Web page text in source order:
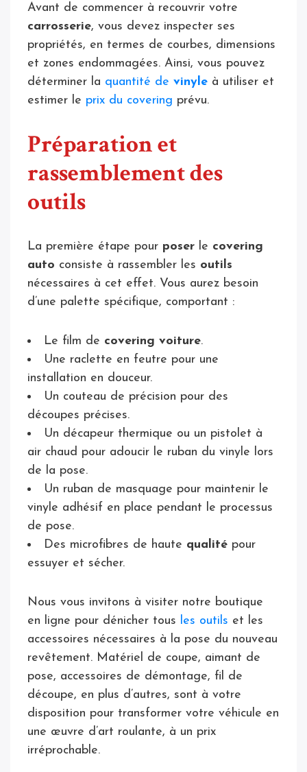
Avant de commencer à recouvrir votre
carrosserie, vous devez inspecter ses
propriétés, en termes de courbes, dimensions
et zones endommagées. Ainsi, vous pouvez
déterminer la quantité de vinyle à utiliser et
estimer le prix du covering prévu.
Préparation et
rassemblement des
outils
La première étape pour poser le covering
auto consiste à rassembler les outils
nécessaires à cet effet. Vous aurez besoin
d’une palette spécifique, comportant :
Le film de covering voiture.
Une raclette en feutre pour une
installation en douceur.
Un couteau de précision pour des
découpes précises.
Un décapeur thermique ou un pistolet à
air chaud pour adoucir le ruban du vinyle lors
de la pose.
Un ruban de masquage pour maintenir le
vinyle adhésif en place pendant le processus
de pose.
Des microfibres de haute qualité pour
essuyer et sécher.
Nous vous invitons à visiter notre boutique
en ligne pour dénicher tous
les outils et les
accessoires nécessaires à la pose du nouveau
revêtement. Matériel de coupe, aimant de
pose, accessoires de démontage, fil de
découpe, en plus d’autres, sont à votre
disposition pour transformer votre véhicule en
une œuvre d’art roulante, à un prix
irréprochable.